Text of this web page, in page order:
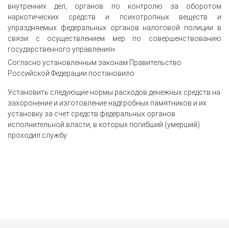
внутренних дел, органов по контролю за оборотом
наркотических средств и психотропных веществ и
упраздняемых федеральных органов налоговой полиции в
связи с осуществлением мер по совершенствованию
государственного управления».
Согласно установленным законам Правительство
Российской Федерации постановило:
Установить следующие нормы расходов денежных средств на
захоронение и изготовление надгробных памятников и их
установку за счет средств федеральных органов
исполнительной власти, в которых погибший (умерший)
проходил службу: